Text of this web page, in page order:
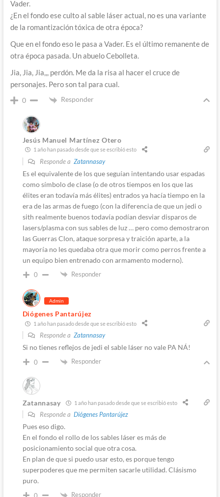
Vader.
¿En el fondo ese culto al sable láser actual, no es una variante
de la romantización tóxica de otra época?
Que en el fondo eso le pasa a Vader. Es el último remanente de
otra época pasada. Un abuelo Cebolleta.
Jia, Jia, Jia,,, perdón. Me da la risa al hacer el cruce de
personajes. Pero son tal para cual.
0 Responder
Jesús Manuel Martínez Otero
1 año han pasado desde que se escribió esto
Responde a Zatannasay
Es el equivalente de los que seguían intentando usar espadas
como símbolo de clase (o de otros tiempos en los que las
élites eran todavía más élites) entrados ya hacía tiempo en la
era de las armas de fuego (con la diferencia de que un jedi o
sith realmente buenos todavía podían desviar disparos de
lasers/plasma con sus sables de luz … pero como demostraron
las Guerras Clon, ataque sorpresa y traición aparte, a la
mayoría no les quedaba otra que morir como perros frente a
un equipo bien entrenado con armamento moderno).
0 Responder
Admin
Diógenes Pantarújez
1 año han pasado desde que se escribió esto
Responde a Zatannasay
Si no tienes reflejos de jedi el sable láser no vale PA NÁ!
0 Responder
Zatannasay 1 año han pasado desde que se escribió esto
Responde a Diógenes Pantarújez
Pues eso digo.
En el fondo el rollo de los sables láser es más de
posicionamiento social que otra cosa.
En plan de que si puedo usar esto, es porque tengo
superpoderes que me permiten sacarle utilidad. Clásismo
puro.
0 Responder